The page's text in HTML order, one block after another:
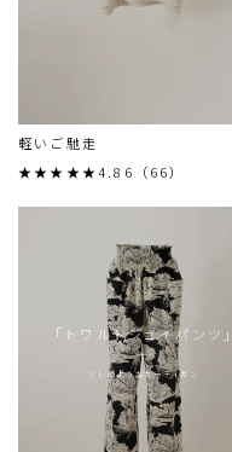
軽いご馳走
★★★★★4.86（66）
「トワルドジュイパンツ」
ジレのようなカーディガン